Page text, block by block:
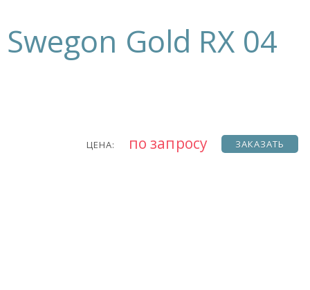
Swegon Gold RX 04
ЦЕНА: по запросу ЗАКАЗАТЬ